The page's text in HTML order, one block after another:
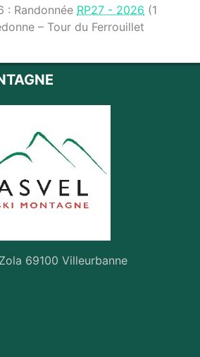
: Randonnée RP27 - 2026 (1
– Tour du Ferrouillet
- Lac de Annecy
: Escalade en falaise
- Gouffre d'enfer
: RandonnéeRP29 - 2026
définir
: Escalade en falaise
- Weekend falaise : lieu non
: RandonnéeRP31 - 2026
Randonnée
définir
69100 Villeurbanne